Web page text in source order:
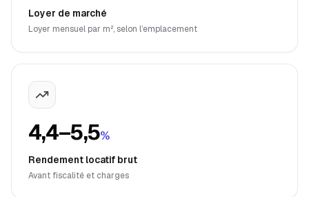
Loyer de marché
Loyer mensuel par m², selon l’emplacement
4,4–5,5%
Rendement locatif brut
Avant fiscalité et charges